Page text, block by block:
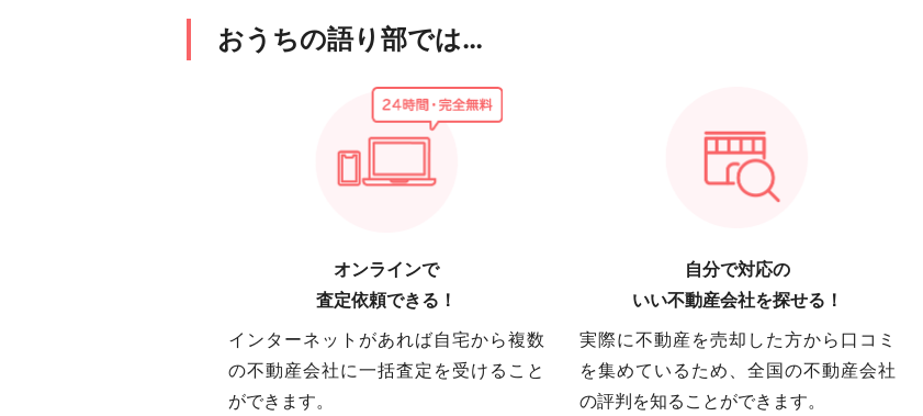
おうちの語り部では…
オンラインで
査定依頼できる！
インターネットがあれば自宅から複数
の不動産会社に一括査定を受けること
ができます。
自分で対応の
いい不動産会社を探せる！
実際に不動産を売却した方から口コミ
を集めているため、全国の不動産会社
の評判を知ることができます。